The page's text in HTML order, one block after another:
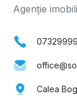
Agenție
Calea